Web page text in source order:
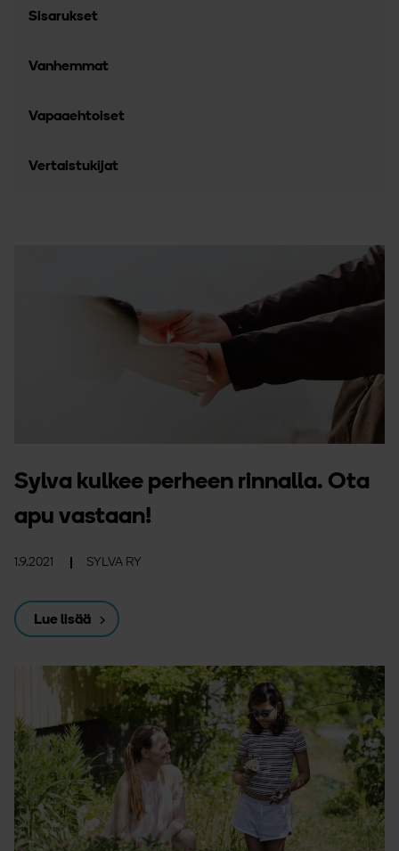
Sisarukset
Vanhemmat
Vapaaehtoiset
Vertaistukijat
Sylva kulkee perheen rinnalla. Ota
apu vastaan!
1.9.2021 SYLVA RY
Lue lisää